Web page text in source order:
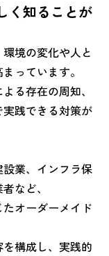
く知ることが
境の変化や人と
っています。
る存在の周知、
践できる対策が
設業、インフラ保
など、
オーダーメイド
構成し、実践的